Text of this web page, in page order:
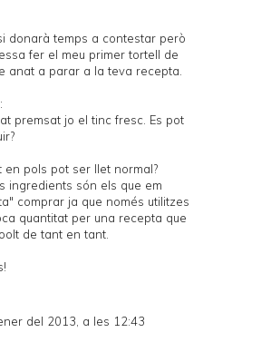
donarà temps a contestar però
fer el meu primer tortell de
anat a parar a la teva recepta.
premsat jo el tinc fresc. Es pot
en pols pot ser llet normal?
ingredients són els que em
comprar ja que només utilitzes
quantitat per una recepta que
de tant en tant.
del 2013, a les 12:43